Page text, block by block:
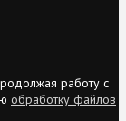
работу с
обработку файлов